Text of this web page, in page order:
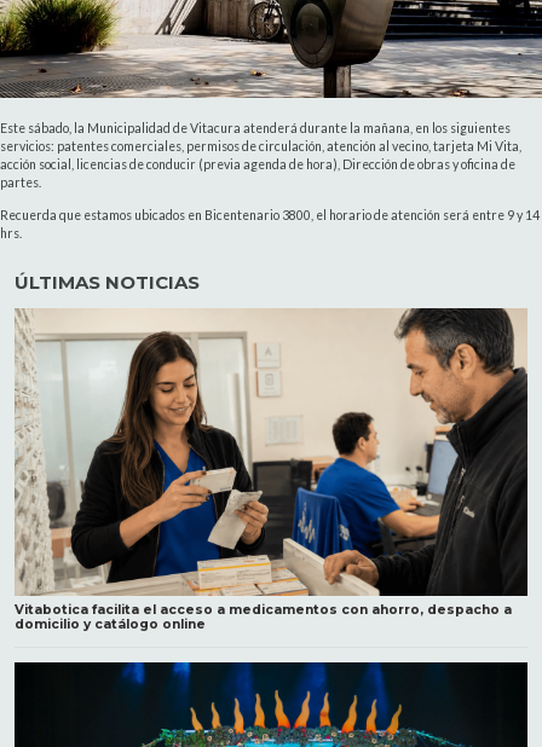
Este sábado, la Municipalidad de Vitacura atenderá durante la mañana, en los siguientes
servicios: patentes comerciales, permisos de circulación, atención al vecino, tarjeta Mi Vita,
acción social, licencias de conducir (previa agenda de hora), Dirección de obras y oficina de
partes.
Recuerda que estamos ubicados en Bicentenario 3800, el horario de atención será entre 9 y 14
hrs.
ÚLTIMAS NOTICIAS
Vitabotica facilita el acceso a medicamentos con ahorro, despacho a
domicilio y catálogo online